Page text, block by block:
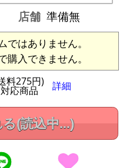
店舗 準備無
はありません。
購入できません。
料275円)
対応商品 詳細
(読込中...)